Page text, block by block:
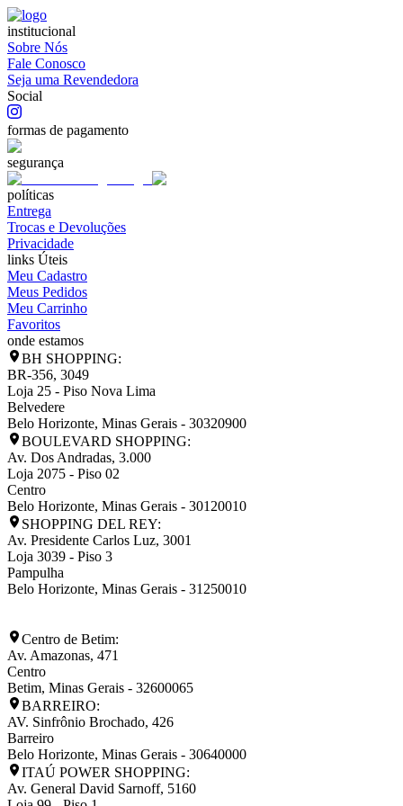
institucional
Sobre Nós
Fale Conosco
Seja uma Revendedora
Social
formas de pagamento
segurança
políticas
Entrega
Trocas e Devoluções
Privacidade
links Úteis
Meu Cadastro
Meus Pedidos
Meu Carrinho
Favoritos
onde estamos
BH SHOPPING:
BR-356, 3049
Loja 25 - Piso Nova Lima
Belvedere
Belo Horizonte, Minas Gerais - 30320900
BOULEVARD SHOPPING:
Av. Dos Andradas, 3.000
Loja 2075 - Piso 02
Centro
Belo Horizonte, Minas Gerais - 30120010
SHOPPING DEL REY:
Av. Presidente Carlos Luz, 3001
Loja 3039 - Piso 3
Pampulha
Belo Horizonte, Minas Gerais - 31250010
Centro de Betim:
Av. Amazonas, 471
Centro
Betim, Minas Gerais - 32600065
BARREIRO:
AV. Sinfrônio Brochado, 426
Barreiro
Belo Horizonte, Minas Gerais - 30640000
ITAÚ POWER SHOPPING:
Av. General David Sarnoff, 5160